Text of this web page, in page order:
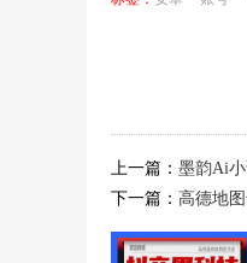
上一篇： 墨韵Ai
下一篇： 高德地